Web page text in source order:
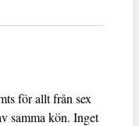
för allt från sex
samma kön. Inget